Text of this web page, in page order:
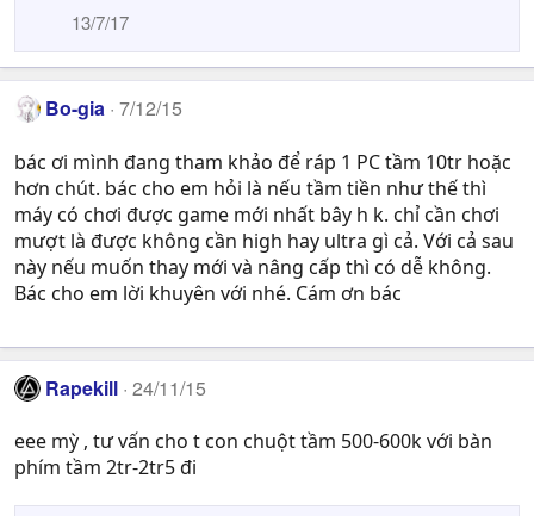
13/7/17
Bo-gia 7/12/15
bác ơi mình đang tham khảo để ráp 1 PC tầm 10tr hoặc
hơn chút. bác cho em hỏi là nếu tầm tiền như thế thì
máy có chơi được game mới nhất bây h k. chỉ cần chơi
mượt là được không cần high hay ultra gì cả. Với cả sau
này nếu muốn thay mới và nâng cấp thì có dễ không.
Bác cho em lời khuyên với nhé. Cám ơn bác
Rapekill 24/11/15
eee mỳ , tư vấn cho t con chuột tầm 500-600k với bàn
phím tầm 2tr-2tr5 đi